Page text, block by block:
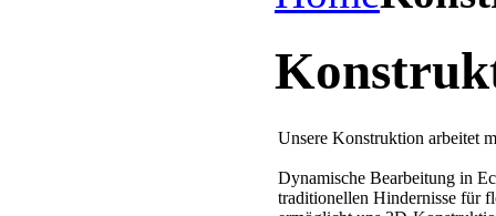
Unsere Konstruktion arbeitet
Dynamische Bearbeitung in
traditionellen Hindernisse für